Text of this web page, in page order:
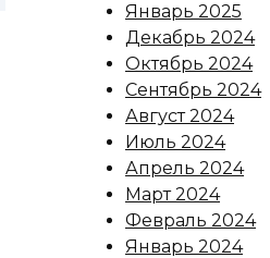
Январь 2025
Декабрь 2024
Октябрь 2024
Сентябрь 2024
Август 2024
Июль 2024
Апрель 2024
Март 2024
Февраль 2024
Январь 2024